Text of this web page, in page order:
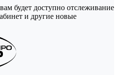
будет доступно отслеживание
и другие новые